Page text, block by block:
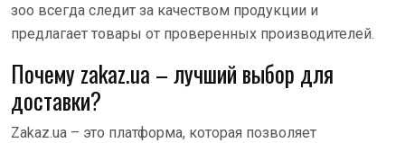
зоо всегда следит за качеством продукции и
предлагает товары от проверенных производителей.
Почему zakaz.ua – лучший выбор для
доставки?
Zakaz.ua – это платформа, которая позволяет